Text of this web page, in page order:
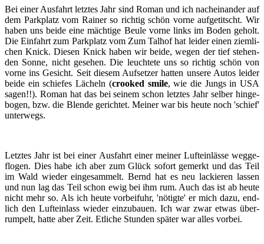
Bei einer Aus­fahrt letz­tes Jahr sind Roman und ich nach­ein­an­der auf
dem Park­platz vom Rai­ner so rich­tig schön vorne auf­ge­titscht. Wir
haben uns beide eine mäch­ti­ge Beule vorne links im Boden ge­holt.
Die Ein­fahrt zum Park­platz vom Zum Tal­hof hat lei­der einen ziem­li­
chen Knick. Die­sen Knick haben wir beide, wegen der tief ste­hen­
den Sonne, nicht ge­se­hen. Die leuch­te­te uns so rich­tig schön von
vorne ins Ge­sicht. Seit die­sem Auf­set­zer hat­ten un­se­re Autos lei­der
beide ein schie­fes Lä­cheln (croo­ked smile, wie die Jungs in USA
sagen!!). Roman hat das bei sei­nem schon letz­tes Jahr sel­ber hin­ge­
bo­gen, bzw. die Blen­de ge­rich­tet. Mei­ner war bis heute noch 'schief'
un­ter­wegs.
Letz­tes Jahr ist bei einer Aus­fahrt einer mei­ner Luft­ein­läs­se weg­ge­
flo­gen. Dies habe ich aber zum Glück so­fort ge­merkt und das Teil
im Wald wie­der ein­ge­sam­melt. Bernd hat es neu la­ckie­ren las­sen
und nun lag das Teil schon ewig bei ihm rum. Auch das ist ab heute
nicht mehr so. Als ich heute vor­bei­fuhr, 'nö­tig­te' er mich dazu, end­
lich den Luft­ein­lass wie­der ein­zu­bau­en. Ich war zwar etwas über­
rum­pelt, hatte aber Zeit. Et­li­che Stun­den spä­ter war alles vor­bei.